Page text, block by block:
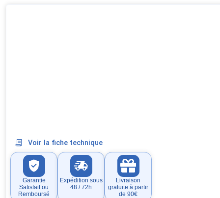
Voir la fiche technique
Garantie
Satisfait ou
Remboursé
Expédition sous
48 / 72h
Livraison
gratuite à partir
de 90€